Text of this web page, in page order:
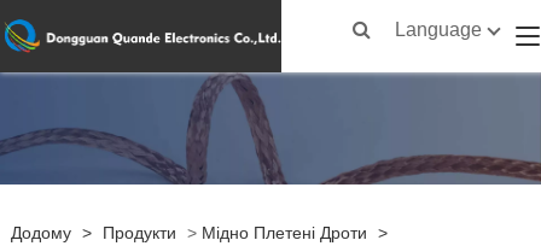
Language
Додому > Продукти > Мідно Плетені Дроти
>